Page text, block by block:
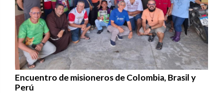
Encuentro de misioneros de Colombia, Brasil y
Perú